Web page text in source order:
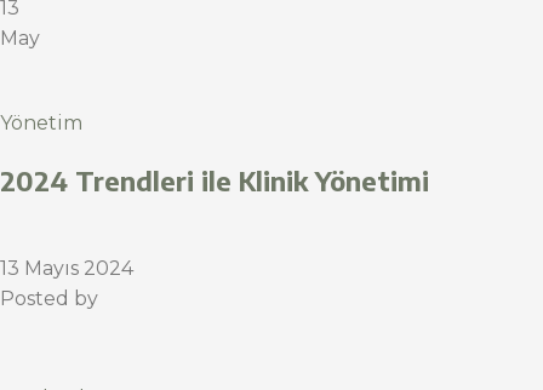
13
May
Yönetim
2024 Trendleri ile Klinik Yönetimi
13 Mayıs 2024
Posted by